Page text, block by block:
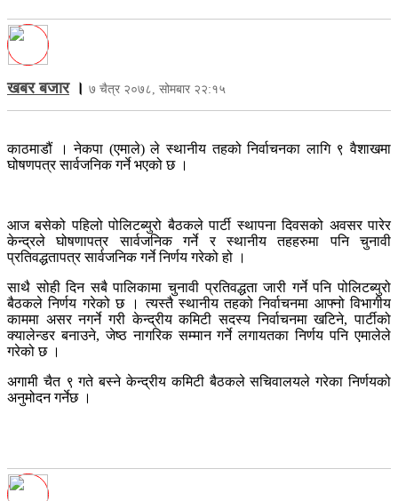
खबर बजार। ७ चैत्र २०७८, सोमबार २२:१५
काठमाडौं । नेकपा (एमाले) ले स्थानीय तहको निर्वाचनका लागि ९ वैशाखमा
घोषणपत्र सार्वजनिक गर्ने भएको छ ।
आज बसेको पहिलो पोलिटब्युरो बैठकले पार्टी स्थापना दिवसको अवसर पारेर
केन्द्रले घोषणापत्र सार्वजनिक गर्ने र स्थानीय तहहरुमा पनि चुनावी
प्रतिवद्धतापत्र सार्वजनिक गर्ने निर्णय गरेको हो ।
साथै सोही दिन सबै पालिकामा चुनावी प्रतिवद्धता जारी गर्ने पनि पोलिटब्युरो
बैठकले निर्णय गरेको छ । त्यस्तै स्थानीय तहको निर्वाचनमा आफ्नो विभागीय
काममा असर नगर्ने गरी केन्द्रीय कमिटी सदस्य निर्वाचनमा खटिने, पार्टीको
क्यालेन्डर बनाउने, जेष्ठ नागरिक सम्मान गर्ने लगायतका निर्णय पनि एमालेले
गरेको छ ।
अगामी चैत ९ गते बस्ने केन्द्रीय कमिटी बैठकले सचिवालयले गरेका निर्णयको
अनुमोदन गर्नेछ ।